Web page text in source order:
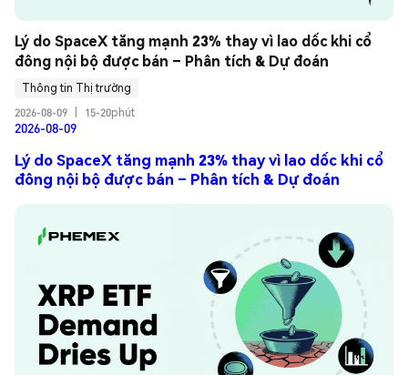
Lý do SpaceX tăng mạnh 23% thay vì lao dốc khi cổ
đông nội bộ được bán – Phân tích & Dự đoán
Thông tin Thị trường
2026-08-09
15-20phút
2026-08-09
Lý do SpaceX tăng mạnh 23% thay vì lao dốc khi cổ
đông nội bộ được bán – Phân tích & Dự đoán